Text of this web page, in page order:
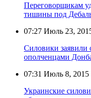
Переговорщикам
тишины под
07:27 Июль 23,
Силовики заявили
ополченцами
07:31 Июль 8, 2015
Украинские